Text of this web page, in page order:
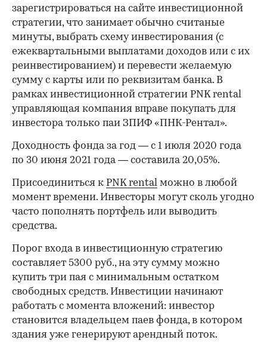
зарегистрироваться на сайте инвестиционной
стратегии, что занимает обычно считаные
минуты, выбрать схему инвестирования (с
ежеквартальными выплатами доходов или с их
реинвестированием) и перевести желаемую
сумму с карты или по реквизитам банка. В
рамках инвестиционной стратегии PNK rental
управляющая компания вправе покупать для
инвестора только паи ЗПИФ «ПНК-Рентал».
Доходность фонда за год — с 1 июля 2020 года
по 30 июня 2021 года — составила 20,05%.
Присоединиться к PNK rental можно в любой
момент времени. Инвесторы могут сколь угодно
часто пополнять портфель или выводить
средства.
Порог входа в инвестиционную стратегию
составляет 5300 руб., на эту сумму можно
купить три пая с минимальным остатком
свободных средств. Инвестиции начинают
работать с момента вложений: инвестор
становится владельцем паев фонда, в котором
здания уже генерируют арендный поток.